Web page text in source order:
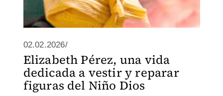
02.02.2026/
Elizabeth Pérez, una vida
dedicada a vestir y reparar
figuras del Niño Dios